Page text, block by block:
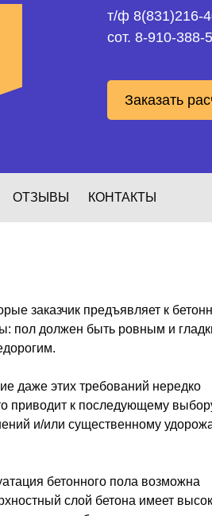
т/ф 8(831)216-
сот. 8-910-388-
Заказать
ОТЗЫВЫ КОНТАКТЫ
заказчик предъявляет к
пол должен быть ровным и
даже этих требований нередко
приводит к последующему
и/или существенному
бетонного пола возможна
слой бетона имеет